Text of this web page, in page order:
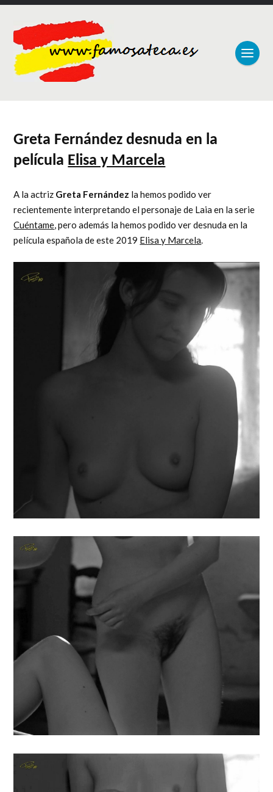
Greta Fernández desnuda en la
película Elisa y Marcela
A la actriz Greta Fernández la hemos podido ver
recientemente interpretando el personaje de Laia en la serie
Cuéntame, pero además la hemos podido ver desnuda en la
película española de este 2019 Elisa y Marcela.